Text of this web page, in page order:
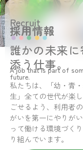
Recruit
採用情報
誰かの未来
添う仕事。
A job that is part of
future.
私たちは、「幼・青
生」全ての世代が楽
ごせるよう、利用者
がいを第一にやりが
って働ける環境づく
り組んでいます。